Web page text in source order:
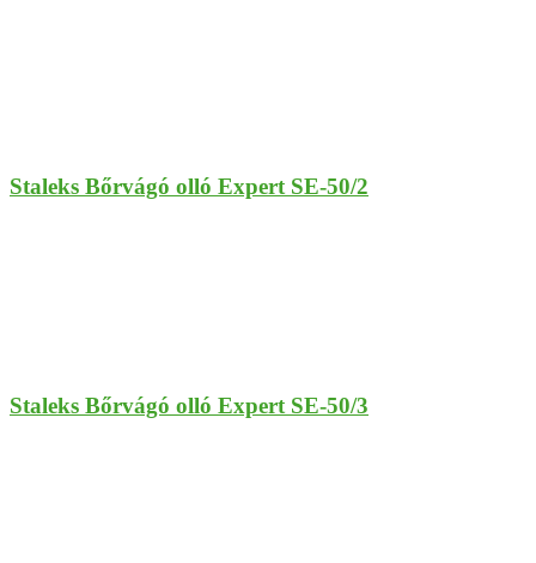
Staleks Bőrvágó olló Expert SE-50/2
Staleks Bőrvágó olló Expert SE-50/3